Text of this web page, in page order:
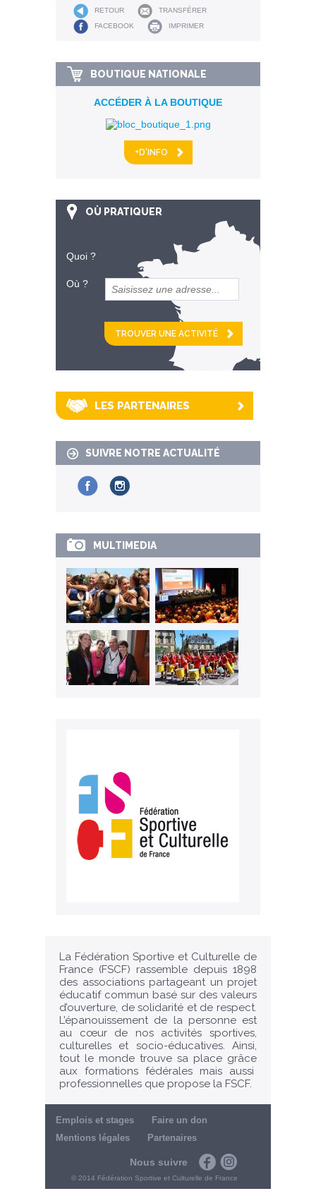
RETOUR
TRANSFÉRER
FACEBOOK
IMPRIMER
BOUTIQUE NATIONALE
ACCÉDER À LA BOUTIQUE
+D'INFO
OÙ PRATIQUER
Quoi ?
Où ?
et
km alentour
LES PARTENAIRES
SUIVRE NOTRE ACTUALITÉ
MULTIMEDIA
La Fédération Sportive et Culturelle de
France (FSCF) rassemble depuis 1898
des associations partageant un projet
éducatif commun basé sur des valeurs
d’ouverture, de solidarité et de respect.
L’épanouissement de la personne est
au cœur de nos activités sportives,
culturelles et socio-éducatives. Ainsi,
tout le monde trouve sa place grâce
aux formations fédérales mais aussi
professionnelles que propose la FSCF.
Emplois et stages
Faire un don
Mentions légales
Partenaires
Nous suivre
FacebookInstagram
© 2014 Fédération Sportive et Culturelle de France